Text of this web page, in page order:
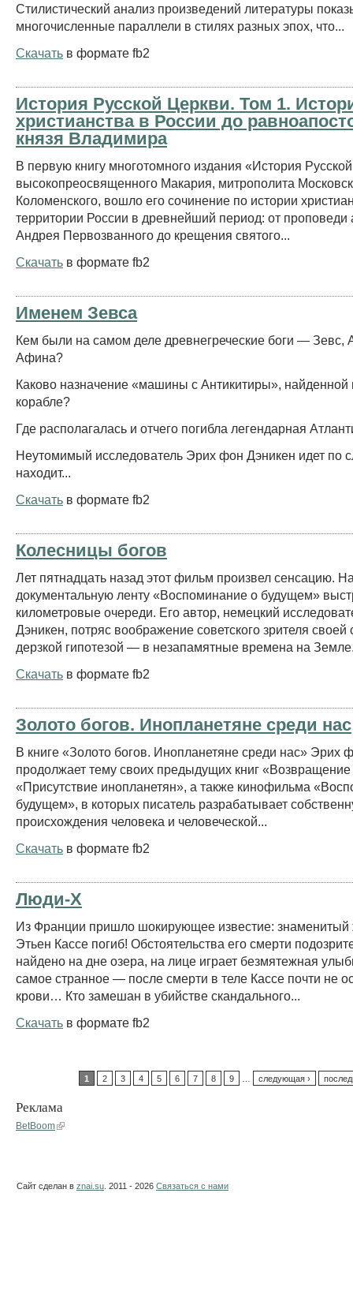
Стилистический анализ произведений литературы
многочисленные параллели в стилях разных эпох, что...
Скачать в формате fb2
История Русской Церкви. Том 1.
христианства в России до
князя Владимира
В первую книгу многотомного издания «История
высокопреосвященного Макария, митрополита
Коломенского, вошло его сочинение по истории
территории России в древнейший период: от проповеди
Андрея Первозванного до крещения святого...
Скачать в формате fb2
Именем Зевса
Кем были на самом деле древнегреческие боги — Зевс,
Афина?
Каково назначение «машины с Антикитиры», найденной
корабле?
Где располагалась и отчего погибла легендарная
Неутомимый исследователь Эрих фон Дэникен идет по
находит...
Скачать в формате fb2
Колесницы богов
Лет пятнадцать назад этот фильм произвел сенсацию.
документальную ленту «Воспоминание о будущем»
километровые очереди. Его автор, немецкий
Дэникен, потряс воображение советского зрителя своей
дерзкой гипотезой — в незапамятные времена на
Скачать в формате fb2
Золото богов. Инопланетяне среди нас
В книге «Золото богов. Инопланетяне среди нас» Эрих
продолжает тему своих предыдущих книг «Возвращение
«Присутствие инопланетян», а также кинофильма
будущем», в которых писатель разрабатывает
происхождения человека и человеческой...
Скачать в формате fb2
Люди-Х
Из Франции пришло шокирующее известие: знаменитый
Этьен Кассе погиб! Обстоятельства его смерти
найдено на дне озера, на лице играет безмятежная
самое странное — после смерти в теле Кассе почти не
крови… Кто замешан в убийстве скандального...
Скачать в формате fb2
1 2 3 4 5 6 7 8 9 следующая ›
Реклама
BetBoom
Сайт сделан в znai.su . 2011 - 2026 Связаться с нами